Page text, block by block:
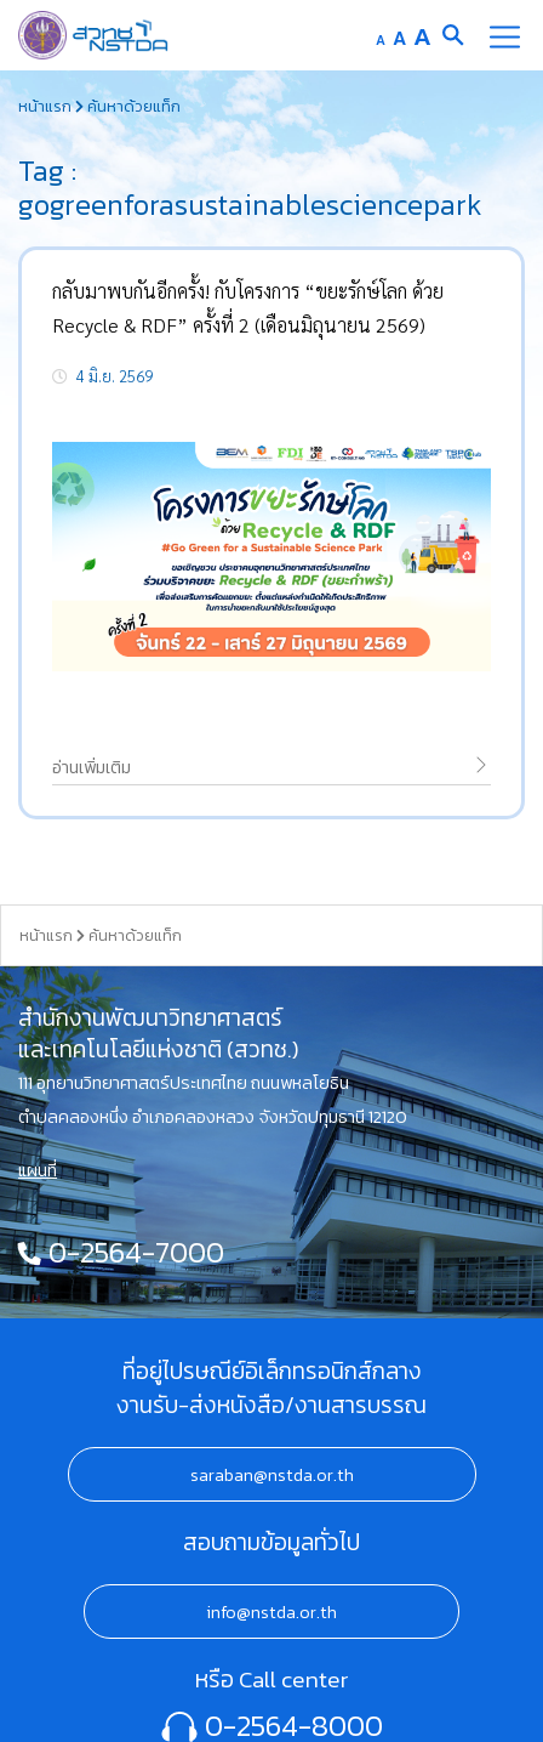
to
content
A Decrease
font
AReset
font
A Increase
font
หน้าแรก ค้นหาด้วยแท็ก
Tag :
gogreenforasustainablesciencepark
กลับมาพบกันอีกครั้ง! กับโครงการ “ขยะรักษ์โลก ด้วย
Recycle & RDF” ครั้งที่ 2 (เดือนมิถุนายน 2569)
4 มิ.ย. 2569
อ่านเพิ่มเติม
หน้าแรก ค้นหาด้วยแท็ก
สำนักงานพัฒนาวิทยาศาสตร์
และเทคโนโลยีแห่งชาติ (สวทช.)
111 อุทยานวิทยาศาสตร์ประเทศไทย ถนนพหลโยธิน
ตำบลคลองหนึ่ง อำเภอคลองหลวง จังหวัดปทุมธานี 12120
แผนที่
0-2564-7000
ที่อยู่ไปรษณีย์อิเล็กทรอนิกส์กลาง
งานรับ-ส่งหนังสือ/งานสารบรรณ
saraban@nstda.or.th
สอบถามข้อมูลทั่วไป
info@nstda.or.th
หรือ Call center
0-2564-8000